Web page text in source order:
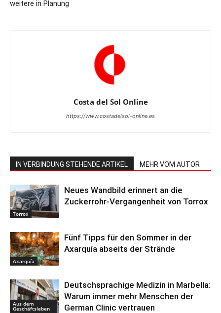
weitere in Planung
Costa del Sol Online
https://www.costadelsol-online.es
IN VERBINDUNG STEHENDE ARTIKEL MEHR VOM AUTOR
Torrox
Neues Wandbild erinnert an die
Zuckerrohr-Vergangenheit von Torrox
Axarquía
Fünf Tipps für den Sommer in der
Axarquía abseits der Strände
Aus dem
Geschäftsleben
Deutschsprachige Medizin in Marbella:
Warum immer mehr Menschen der
German Clinic vertrauen